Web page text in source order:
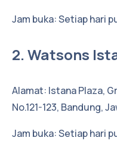
Jam buka: Setiap hari
2. Watsons
Alamat: Istana Plaza,
No.121-123, Bandung,
Jam buka: Setiap hari